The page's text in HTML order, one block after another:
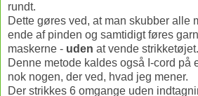
rundt.
Dette gøres ved, at man skubber alle
ende af pinden og samtidigt føres
maskerne - uden at vende strikketøjet.
Denne metode kaldes også I-cord på
nok nogen, der ved, hvad jeg mener.
Der strikkes 6 omgange uden